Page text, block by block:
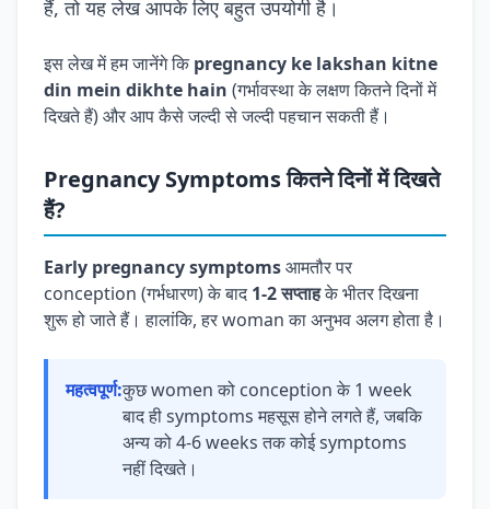
हैं, तो यह लेख आपके लिए बहुत उपयोगी है।
इस लेख में हम जानेंगे कि pregnancy ke lakshan kitne
din mein dikhte hain (गर्भावस्था के लक्षण कितने दिनों में
दिखते हैं) और आप कैसे जल्दी से जल्दी पहचान सकती हैं।
Pregnancy Symptoms कितने दिनों में दिखते
हैं?
Early pregnancy symptomsआमतौर पर
conception (गर्भधारण) के बाद1-2 सप्ताहके भीतर दिखना
शुरू हो जाते हैं। हालांकि, हर woman का अनुभव अलग होता है।
महत्वपूर्ण:कुछ women को conception के 1 week
बाद ही symptoms महसूस होने लगते हैं, जबकि
अन्य को 4-6 weeks तक कोई symptoms
नहीं दिखते।